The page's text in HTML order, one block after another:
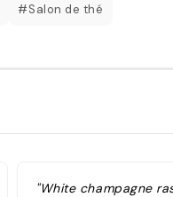
#Salon de thé
"White champagne